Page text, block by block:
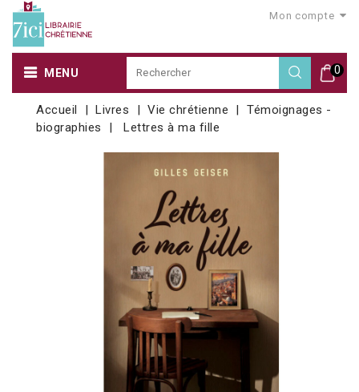
Mon compte
0
MENU
Accueil Livres Vie chrétienne
Témoignages -
biographies
Lettres à ma fille